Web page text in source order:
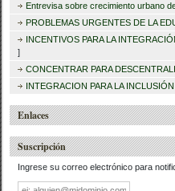
Entrevisa sobre crecimiento urbano
PROBLEMAS URGENTES DE LA
INCENTIVOS PARA LA
]
CONCENTRAR PARA
INTEGRACION PARA LA
Enlaces
Suscripción
Ingrese su correo electrónico para
Dirección